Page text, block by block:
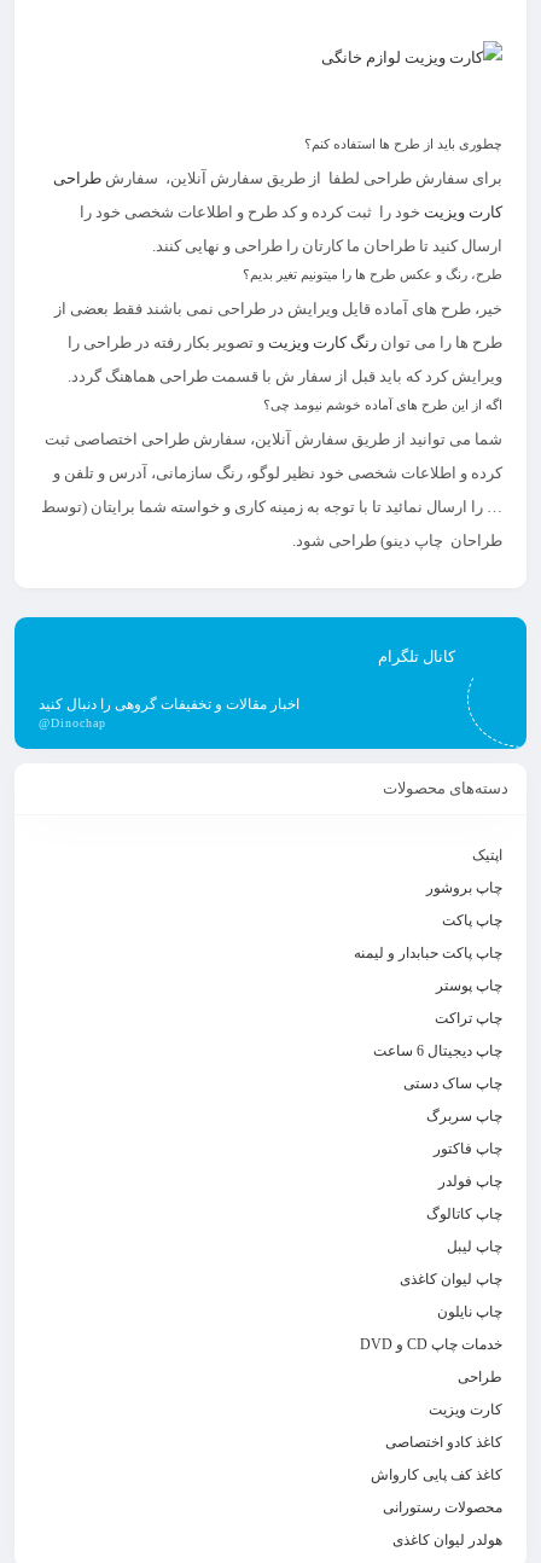
چطوری باید از طرح ها استفاده کنم؟
برای سفارش طراحی لطفا از طریق سفارش آنلاین، سفارش طراحی
کارت ویزیت خود را ثبت کرده و کد طرح و اطلاعات شخصی خود را
ارسال کنید تا طراحان ما کارتان را طراحی و نهایی کنند.
طرح، رنگ و عکس طرح ها را میتونیم تغیر بدیم؟
خیر، طرح های آماده قایل ویرایش در طراحی نمی باشند فقط بعضی از
طرح ها را می توان رنگ کارت ویزیت و تصویر بکار رفته در طراحی را
ویرایش کرد که باید قبل از سفار ش با قسمت طراحی هماهنگ گردد.
اگه از این طرح های آماده خوشم نیومد چی؟
شما می توانید از طریق سفارش آنلاین، سفارش طراحی اختصاصی ثبت
کرده و اطلاعات شخصی خود نظیر لوگو، رنگ سازمانی، آدرس و تلفن و
… را ارسال نمائید تا با توجه به زمینه کاری و خواسته شما برایتان (توسط
طراحان چاپ دینو) طراحی شود.
کانال تلگرام
اخبار مقالات و تخفیفات گروهی را دنبال کنید
@Dinochap
دسته‌های محصولات
اپتیک
چاپ بروشور
چاپ پاکت
چاپ پاکت حبابدار و لیمنه
چاپ پوستر
چاپ تراکت
چاپ دیجیتال 6 ساعت
چاپ ساک دستی
چاپ سربرگ
چاپ فاکتور
چاپ فولدر
چاپ کاتالوگ
چاپ لیبل
چاپ لیوان کاغذی
چاپ نایلون
خدمات چاپ CD و DVD
طراحی
کارت ویزیت
کاغذ کادو اختصاصی
کاغذ کف پایی کارواش
محصولات رستورانی
هولدر لیوان کاغذی